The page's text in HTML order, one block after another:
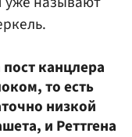
канцлера
то есть
низкой
и Реттгена